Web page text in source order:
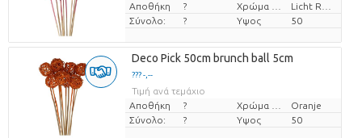
Αποθήκη
?
Σύνολο:
? Υψος 50
Deco Pick 50cm brunch ball 5cm
??? -,--
Τιμή ανά τεμάχιο
Αποθήκη
?
Oranje
Σύνολο:
? Υψος 50